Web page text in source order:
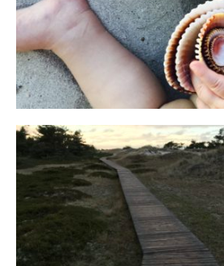
Reisen in der
16. SEPTEMBER
Fischland
12. FEBRUAR 2019